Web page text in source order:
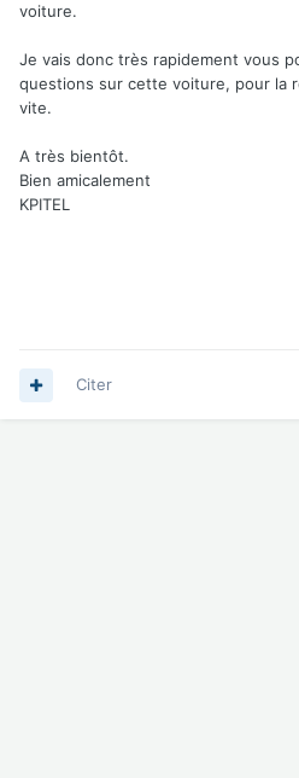
voiture.
Je vais donc très rapidement vous
questions sur cette voiture, pour la
vite.
A très bientôt.
Bien amicalement
KPITEL
Citer